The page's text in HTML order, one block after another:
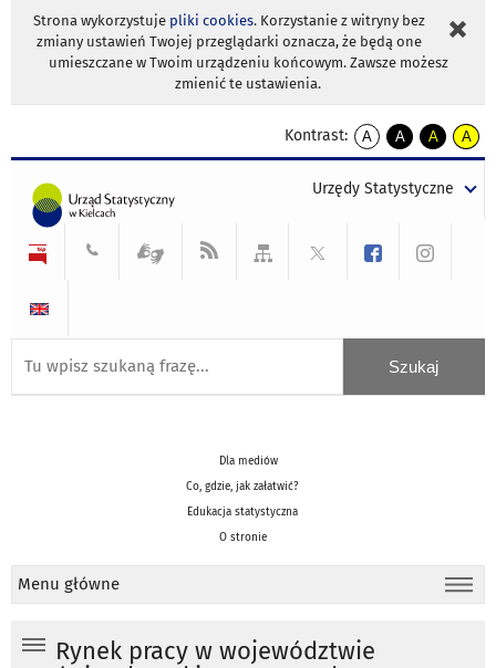
Strona wykorzystuje pliki cookies. Korzystanie z witryny bez
zmiany ustawień Twojej przeglądarki oznacza, że będą one
umieszczane w Twoim urządzeniu końcowym. Zawsze możesz
zmienić te ustawienia.
Kontrast:
A
kontrast
A
kontrast
tekst
czarnym
A
kontrast
tekst
czarnym
A
tekst
żółtym
Urzędy Statystyczne
Dla mediów
Co, gdzie, jak załatwić?
Edukacja statystyczna
O stronie
Menu główne
Rynek pracy w województwie